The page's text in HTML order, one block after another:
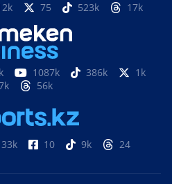
75 523k 17k
1087k 386k
1k
56k
33k 10 9k 24